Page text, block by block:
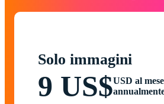
Solo immagini
9 US$USD al